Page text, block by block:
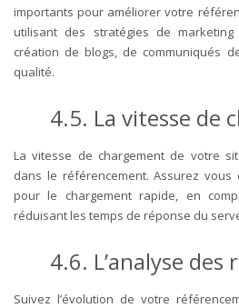
importants pour améliorer votre
utilisant des stratégies de
création de blogs, de communiqués
qualité.
4.5. La vitesse de
La vitesse de chargement de votre
dans le référencement. Assurez
pour le chargement rapide, en
réduisant les temps de réponse du
4.6. L’analyse des
Suivez l’évolution de votre